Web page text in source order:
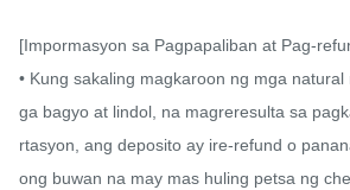
[Impormasyon sa Pagpapaliban at Pag-
• Kung sakaling magkaroon ng mga
ga bagyo at lindol, na magreresulta sa
rtasyon, ang deposito ay ire-refund o
ong buwan na may mas huling petsa ng